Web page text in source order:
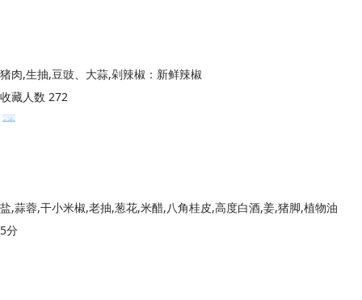
猪肉,生抽,豆豉、大蒜,剁辣椒：新鲜辣椒
收藏人数 272
盐,蒜蓉,干小米椒,老抽,葱花,米醋,八角桂皮,高度白酒,姜,猪脚,植物油
5分